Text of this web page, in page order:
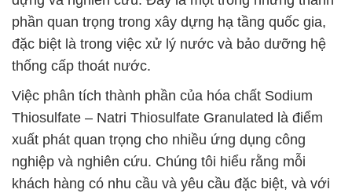
phần quan trọng trong xây dựng hạ tầng quốc gia,
đặc biệt là trong việc xử lý nước và bảo dưỡng hệ
thống cấp thoát nước.
Việc phân tích thành phần của hóa chất Sodium
Thiosulfate – Natri Thiosulfate Granulated là điểm
xuất phát quan trọng cho nhiều ứng dụng công
nghiệp và nghiên cứu. Chúng tôi hiểu rằng mỗi
khách hàng có nhu cầu và yêu cầu đặc biệt, và với